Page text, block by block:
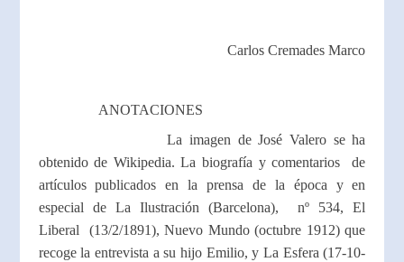
Carlos Cremades Marco
ANOTACIONES
La imagen de José Valero se ha
obtenido de Wikipedia. La biografía y comentarios de
artículos publicados en la prensa de la época y en
especial de La Ilustración (Barcelona), nº 534, El
Liberal (13/2/1891), Nuevo Mundo (octubre 1912) que
recoge la entrevista a su hijo Emilio, y La Esfera (17-10-